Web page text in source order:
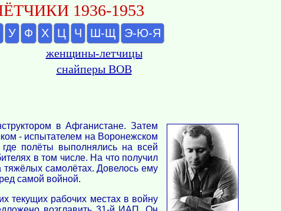
1936-1953
У Ф Х Ц Ч Ш-Щ
Э-Ю-Я
женщины-летчицы
снайперы ВОВ
в Афганистане. Затем
- испытателем на Воронежском
полёты выполнялись на всей
в том числе. На что получил
тяжёлых самолётах. Довелось ему
самой войной.
текущих рабочих местах в войну